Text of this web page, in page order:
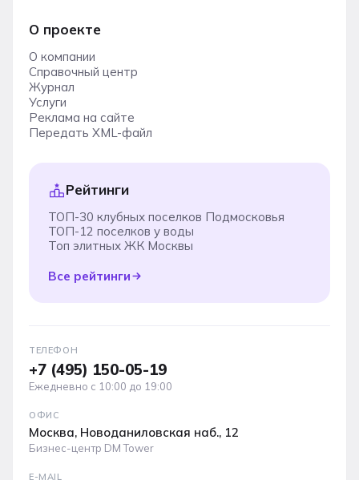
О проекте
О компании
Справочный центр
Журнал
Услуги
Реклама на сайте
Передать XML-файл
Рейтинги
ТОП-30 клубных поселков Подмосковья
ТОП-12 поселков у воды
Топ элитных ЖК Москвы
Все рейтинги
ТЕЛЕФОН
+7 (495) 150-05-19
Ежедневно с 10:00 до 19:00
ОФИС
Москва, Новоданиловская наб., 12
Бизнес-центр DM Tower
E-MAIL